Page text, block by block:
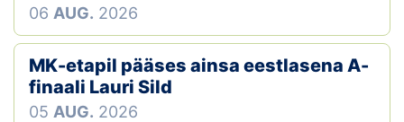
06 AUG. 2026
MK-etapil pääses ainsa eestlasena A-
finaali Lauri Sild
05 AUG. 2026